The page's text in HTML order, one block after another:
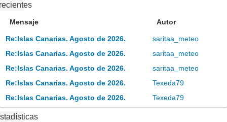
Mensaje Autor
Re:Islas Canarias. Agosto de 2026.
saritaa_meteo
Re:Islas Canarias. Agosto de 2026.
saritaa_meteo
Re:Islas Canarias. Agosto de 2026.
saritaa_meteo
Re:Islas Canarias. Agosto de 2026.
Texeda79
Re:Islas Canarias. Agosto de 2026.
Texeda79